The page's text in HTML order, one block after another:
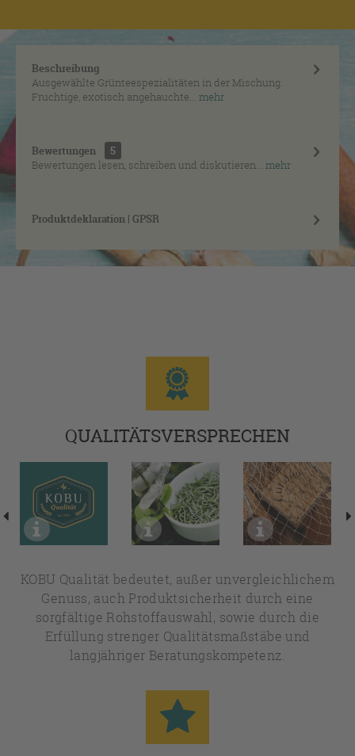
Beschreibung
Ausgewählte Grünteespezialitäten in der Mischung.
Fruchtige, exotisch angehauchte... mehr
Bewertungen
5
Bewertungen lesen, schreiben und diskutieren... mehr
Produktdeklaration | GPSR
QUALITÄTSVERSPRECHEN
KOBU Qualität bedeutet, außer unvergleichlichem
Genuss, auch Produktsicherheit durch eine
sorgfältige Rohstoffauswahl, sowie durch die
Erfüllung strenger Qualitätsmaßstäbe und
langjähriger Beratungskompetenz.